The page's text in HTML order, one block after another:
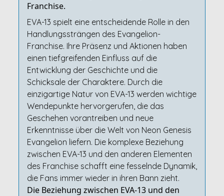
Franchise.
EVA-13 spielt eine entscheidende Rolle in den
Handlungssträngen des Evangelion-
Franchise. Ihre Präsenz und Aktionen haben
einen tiefgreifenden Einfluss auf die
Entwicklung der Geschichte und die
Schicksale der Charaktere. Durch die
einzigartige Natur von EVA-13 werden wichtige
Wendepunkte hervorgerufen, die das
Geschehen vorantreiben und neue
Erkenntnisse über die Welt von Neon Genesis
Evangelion liefern. Die komplexe Beziehung
zwischen EVA-13 und den anderen Elementen
des Franchise schafft eine fesselnde Dynamik,
die Fans immer wieder in ihren Bann zieht.
Die Beziehung zwischen EVA-13 und den